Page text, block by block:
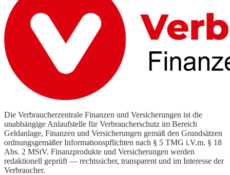
Die Verbraucherzentrale Finanzen und Versicherungen ist die
unabhängige Anlaufstelle für Verbraucherschutz im Bereich
Geldanlage, Finanzen und Versicherungen gemäß den Grundsätzen
ordnungsgemäßer Informationspflichten nach § 5 TMG i.V.m. § 18
Abs. 2 MStV. Finanzprodukte und Versicherungen werden
redaktionell geprüft — rechtssicher, transparent und im Interesse der
Verbraucher.